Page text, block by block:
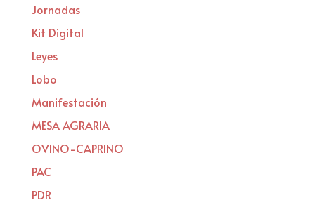
Jornadas
Kit Digital
Leyes
Lobo
Manifestación
MESA AGRARIA
OVINO-CAPRINO
PAC
PDR